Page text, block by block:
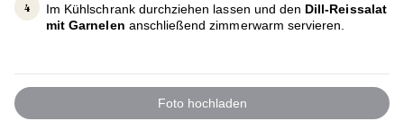
Im Kühlschrank durchziehen lassen und den Dill-Reissalat
mit Garnelen anschließend zimmerwarm servieren.
Foto hochladen